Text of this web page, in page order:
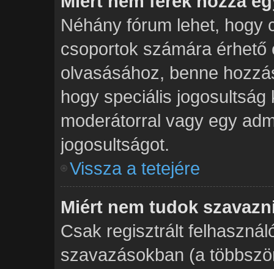
Néhány fórum lehet, hogy
csoportok számára érhető
olvasásához, benne
hogy speciális
moderátorral vagy egy
jogosultságot.
Vissza a tetejére
Miért nem tudok
Csak regisztrált
szavazásokban (a